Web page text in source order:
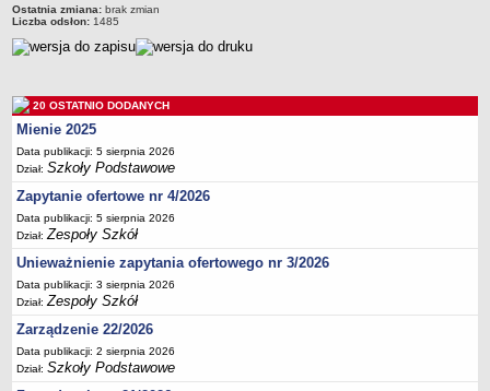
Specjalny Ośrodek nr 5
Dane podstawowe
Majątek
Ogłoszenie
Zarządzenia
Kontrole
Rejestry, ewidencje, archiwa
Sprawozdania
Deklaracja dostępności
PORADNIE PSYCHOLOGICZNO-PEDAGOGICZNE
Zespół Poradni
BIURO FINANSÓW OŚWIATY
Ostatnia zmiana: brak zmian
Liczba odsłon: 1485
20 OSTATNIO DODANYCH
Mienie 2025
Data publikacji: 5 sierpnia 2026
Dział:Szkoły Podstawowe
Zapytanie ofertowe nr 4/2026
Data publikacji: 5 sierpnia 2026
Dział:Zespoły Szkół
Unieważnienie zapytania ofertowego nr 3/2026
Data publikacji: 3 sierpnia 2026
Dział:Zespoły Szkół
Zarządzenie 22/2026
Data publikacji: 2 sierpnia 2026
Dział:Szkoły Podstawowe